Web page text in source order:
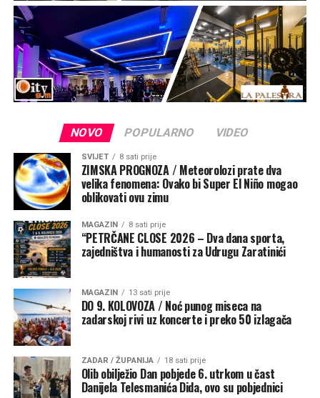
NOVO POPULARNO VIDEO
SVIJET 8 sati prije
ZIMSKA PROGNOZA / Meteorolozi prate dva
velika fenomena: Ovako bi Super El Niño mogao
oblikovati ovu zimu
MAGAZIN 8 sati prije
“PETRČANE CLOSE 2026 – Dva dana sporta,
zajedništva i humanosti za Udrugu Zaratinići
MAGAZIN 13 sati prije
DO 9. KOLOVOZA / Noć punog miseca na
zadarskoj rivi uz koncerte i preko 50 izlagača
ZADAR / ŽUPANIJA 18 sati prije
Olib obilježio Dan pobjede 6. utrkom u čast
Danijela Telesmanića Dida, ovo su pobjednici